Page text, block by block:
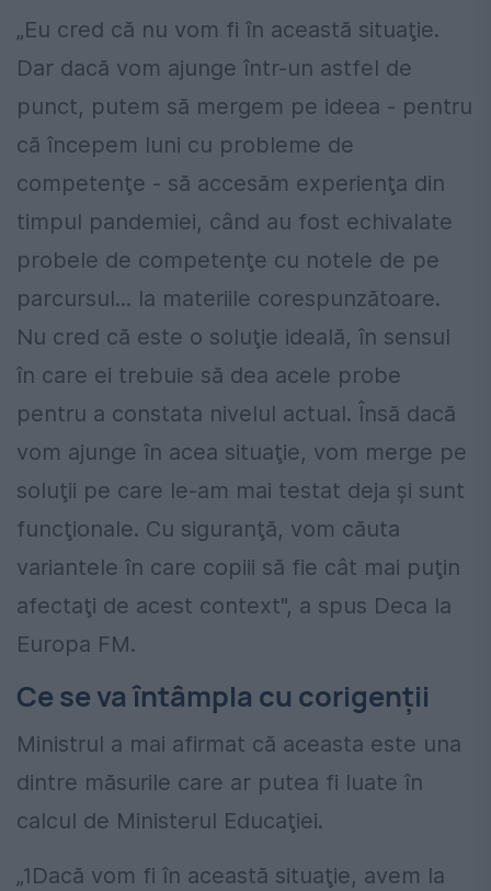
„Eu cred că nu vom fi în această situaţie.
Dar dacă vom ajunge într-un astfel de
punct, putem să mergem pe ideea - pentru
că începem luni cu probleme de
competenţe - să accesăm experienţa din
timpul pandemiei, când au fost echivalate
probele de competenţe cu notele de pe
parcursul... la materiile corespunzătoare.
Nu cred că este o soluţie ideală, în sensul
în care ei trebuie să dea acele probe
pentru a constata nivelul actual. Însă dacă
vom ajunge în acea situaţie, vom merge pe
soluţii pe care le-am mai testat deja şi sunt
funcţionale. Cu siguranţă, vom căuta
variantele în care copiii să fie cât mai puţin
afectaţi de acest context", a spus Deca la
Europa FM.
Ce se va întâmpla cu corigenții
Ministrul a mai afirmat că aceasta este una
dintre măsurile care ar putea fi luate în
calcul de Ministerul Educaţiei.
„1Dacă vom fi în această situaţie, avem la